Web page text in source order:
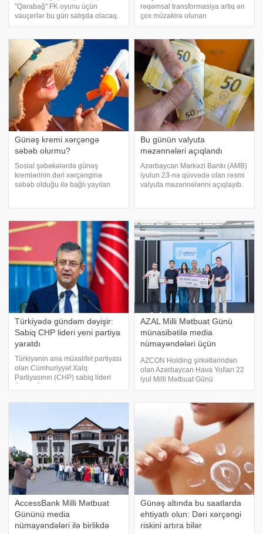
"Qarabağ" FK oyunu üçün
vauçerlər bu gün satışda olacaq.
xəbər verir ki, bu barədə Ağdam
Avropa Liqasının II təsnifat
mərhələsi çərçivəsində
keçiriləcək CSK
rəqəmsal transformasiya artıq ən
çox müzakirə olunan
mövzulardan biridir. Bəs bank
ifadə edir və müştərilərə nə kimi
üstünlükləri verir. Bu barədə
"Azər-Tür
Günəş kremi xərçəngə
səbəb olurmu?
Sosial şəbəkələrdə günəş
kremlərinin dəri xərçənginə
səbəb olduğu ilə bağlı yayılan
düzgün istifadə olunan günəş
kremləri əksinə, zərərli
Bu günün valyuta
məzənnələri açıqlandı
Azərbaycan Mərkəzi Bankı (AMB)
iyulun 23-nə qüvvədə olan rəsmi
valyuta məzənnələrini açıqlayıb.
dəyişməyərək 1,700 manat
səviyyəsind
Türkiyədə gündəm dəyişir:
Sabiq CHP lideri yeni partiya
yaratdı
Türkiyənin ana müxalifət partiyası
olan Cümhuriyyət Xalq
Partiyasının (CHP) sabiq lideri
rəsmi təsisindən əvvəl CHP-nin
AZAL Milli Mətbuat Günü
münasibətilə media
nümayəndələri üçün
AZCON Holding şirkətlərindən
olan Azərbaycan Hava Yolları 22
iyul Milli Mətbuat Günü
münasibətilə media
intellektual yarışını təşkil edib.
Tədbirin məqsədi media
nümayəndələri il
AccessBank Milli Mətbuat
Gününü media
nümayəndələri ilə birlikdə
Günəş altında bu saatlarda
ehtiyatlı olun: Dəri xərçəngi
riskini artıra bilər